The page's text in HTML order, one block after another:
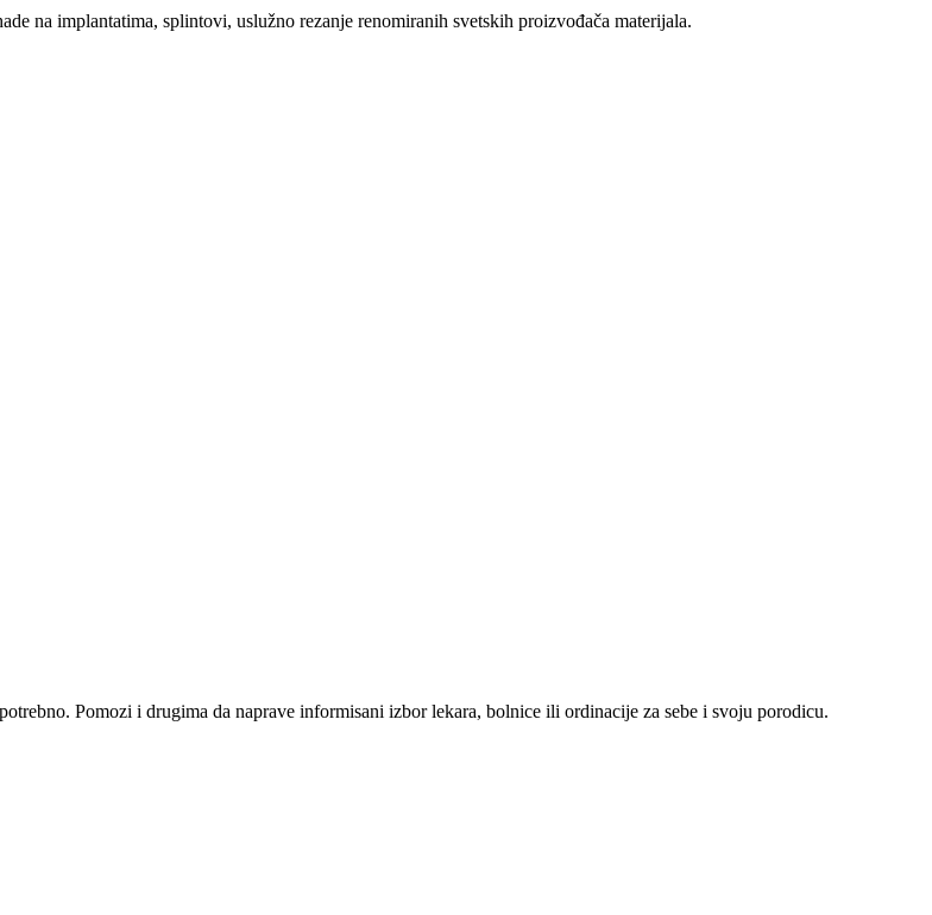
na implantatima, splintovi, uslužno rezanje renomiranih svetskih proizvođača materijala.
Pomozi i drugima da naprave informisani izbor lekara, bolnice ili ordinacije za sebe i svoju porodicu.